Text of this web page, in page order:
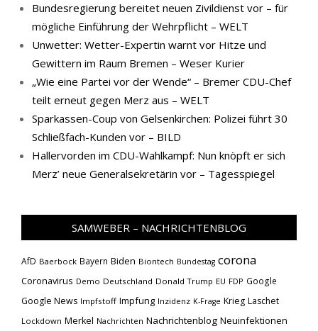
Bundesregierung bereitet neuen Zivildienst vor – für
mögliche Einführung der Wehrpflicht – WELT
Unwetter: Wetter-Expertin warnt vor Hitze und
Gewittern im Raum Bremen – Weser Kurier
„Wie eine Partei vor der Wende“ – Bremer CDU-Chef
teilt erneut gegen Merz aus – WELT
Sparkassen-Coup von Gelsenkirchen: Polizei führt 30
Schließfach-Kunden vor – BILD
Hallervorden im CDU-Wahlkampf: Nun knöpft er sich
Merz’ neue Generalsekretärin vor – Tagesspiegel
SAMWEBER – NACHRICHTENBLOG
AfD Baerbock Bayern Biden Biontech Bundestag corona
Coronavirus Demo Deutschland Donald Trump EU FDP Google
Google News Impfstoff Impfung Inzidenz K-Frage Krieg Laschet
Lockdown Merkel Nachrichten Nachrichtenblog Neuinfektionen